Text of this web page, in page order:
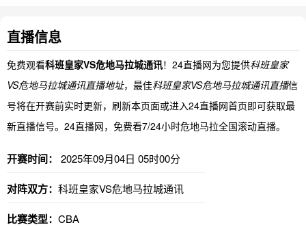
直播信息
免费观看科班皇家VS危地马拉城通讯！24直播网为您提供科班皇家
VS危地马拉城通讯直播地址，最佳科班皇家VS危地马拉城通讯直播信
号将在开赛前实时更新，刷新本页面或进入24直播网首页即可获取最
新直播信号。24直播网，免费看7/24小时危地马拉全国滚动直播。
开赛时间： 2025年09月04日 05时00分
对阵双方： 科班皇家VS危地马拉城通讯
比赛类型： CBA